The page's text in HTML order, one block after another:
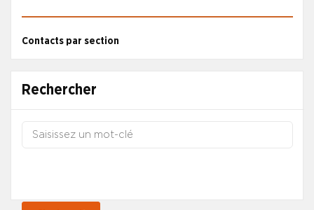
Contacts par section
Rechercher